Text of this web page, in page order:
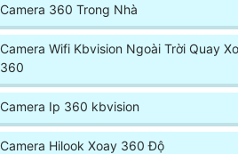
Camera 360 Trong Nhà
Camera Wifi Kbvision Ngoài Trời Quay
360
Camera Ip 360 kbvision
Camera Hilook Xoay 360 Độ